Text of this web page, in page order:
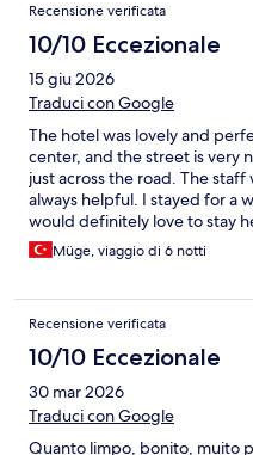
Recensione verificata
10/10 Eccezionale
15 giu 2026
Traduci con Google
The hotel was lovely and
center, and the street is very
just across the road. The
always helpful. I stayed for a
would definitely love to stay
the decoration was amazing,
clean. The cafe was also very
Müge, viaggio di 6 notti
Recensione verificata
10/10 Eccezionale
30 mar 2026
Traduci con Google
Quanto limpo, bonito, muito